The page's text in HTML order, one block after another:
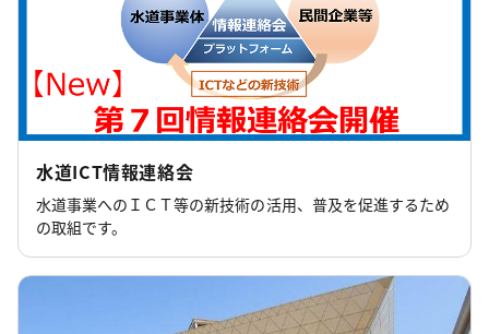
水道ICT情報連絡会
水道事業へのＩＣＴ等の新技術の活用、普及を促進するため
の取組です。